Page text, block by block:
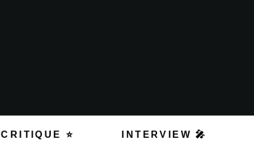
CRITIQUE ⭐ INTERVIEW 🎤